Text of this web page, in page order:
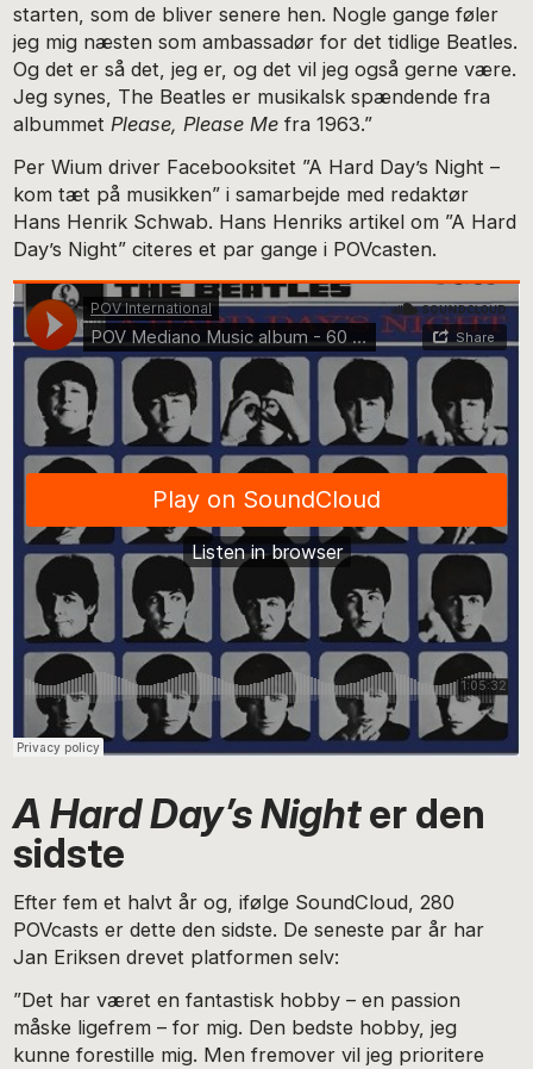
starten, som de bliver senere hen. Nogle gange føler
jeg mig næsten som ambassadør for det tidlige Beatles.
Og det er så det, jeg er, og det vil jeg også gerne være.
Jeg synes, The Beatles er musikalsk spændende fra
albummet Please, Please Me fra 1963.”
Per Wium driver Facebooksitet ”A Hard Day’s Night –
kom tæt på musikken” i samarbejde med redaktør
Hans Henrik Schwab. Hans Henriks artikel om ”A Hard
Day’s Night” citeres et par gange i POVcasten.
A Hard Day’s Nighter den
sidste
Efter fem et halvt år og, ifølge SoundCloud, 280
POVcasts er dette den sidste. De seneste par år har
Jan Eriksen drevet platformen selv:
”Det har været en fantastisk hobby – en passion
måske ligefrem – for mig. Den bedste hobby, jeg
kunne forestille mig. Men fremover vil jeg prioritere